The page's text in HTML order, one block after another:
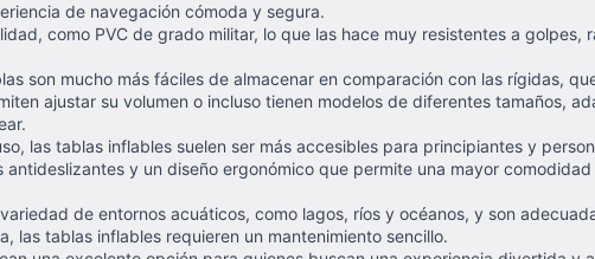
de navegación cómoda y segura.
como PVC de grado militar, lo que las hace muy resistentes a
son mucho más fáciles de almacenar en comparación con las rígidas,
ajustar su volumen o incluso tienen modelos de diferentes tamaños,
las tablas inflables suelen ser más accesibles para principiantes y
y un diseño ergonómico que permite una mayor
de entornos acuáticos, como lagos, ríos y océanos, y son
las tablas inflables requieren un mantenimiento sencillo.